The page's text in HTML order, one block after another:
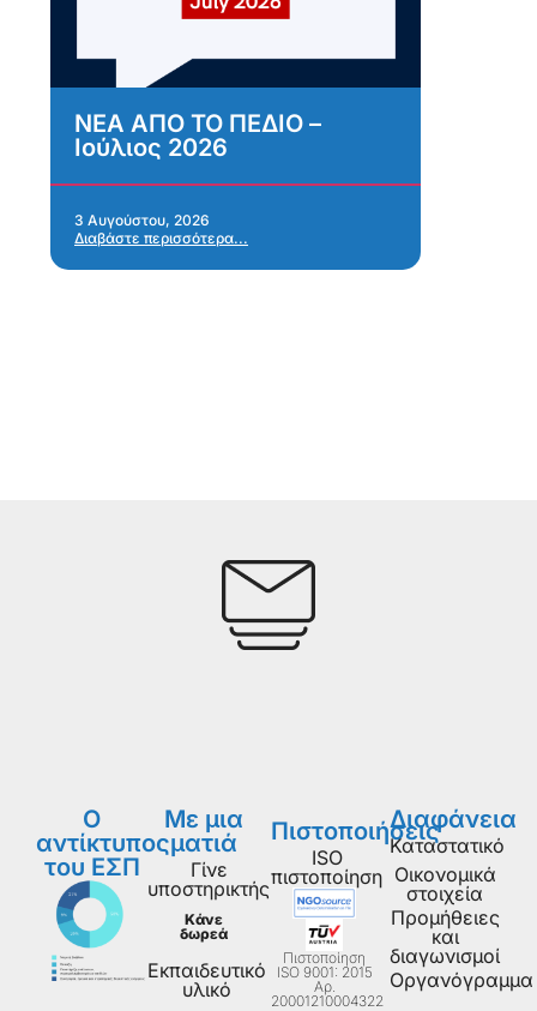
ΝΕΑ ΑΠΟ ΤΟ ΠΕΔΙΟ –
Ιούλιος 2026
3 Αυγούστου, 2026
Διαβάστε περισσότερα...
Ο
αντίκτυπος
του ΕΣΠ
Με μια
ματιά
Γίνε
υποστηρικτής
Κάνε
δωρεά
Εκπαιδευτικό
υλικό
Πιστοποιήσεις
ISO
πιστοποίηση
Πιστοποίηση
ISO 9001: 2015
Aρ.
20001210004322
Διαφάνεια
Καταστατικό
Οικονομικά
στοιχεία
Προμήθειες
και
διαγωνισμοί
Οργανόγραμμα